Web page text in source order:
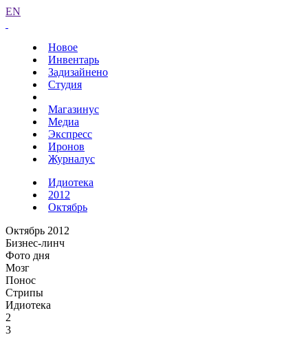
EN
Новое
Инвентарь
Задизайнено
Студия
Магазинус
Медиа
Экспресс
Иронов
Журналус
Идиотека
2012
Октябрь
Октябрь 2012
Бизнес-линч
Фото дня
Мозг
Понос
Стрипы
Идиотека
2
3